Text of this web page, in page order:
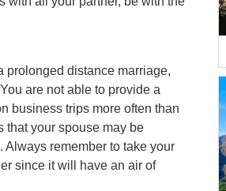
prolonged distance marriage,
are not able to provide a
business trips more often than
that your spouse may be
remember to take your
since it will have an air of